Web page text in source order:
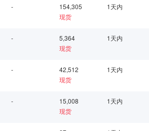
-
154,305
现货
1天内
-
5,364
现货
1天内
-
42,512
现货
1天内
-
15,008
现货
1天内